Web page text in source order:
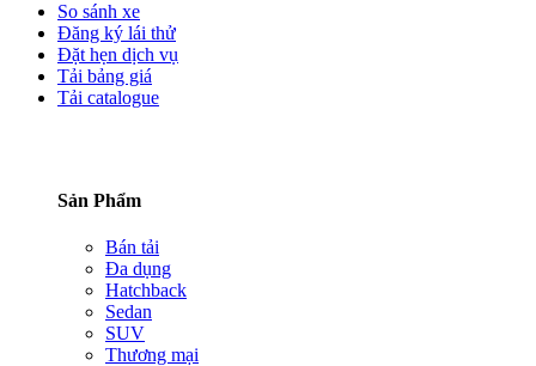
So sánh xe
Đăng ký lái thử
Đặt hẹn dịch vụ
Tải bảng giá
Tải catalogue
Sản Phẩm
Bán tải
Đa dụng
Hatchback
Sedan
SUV
Thương mại